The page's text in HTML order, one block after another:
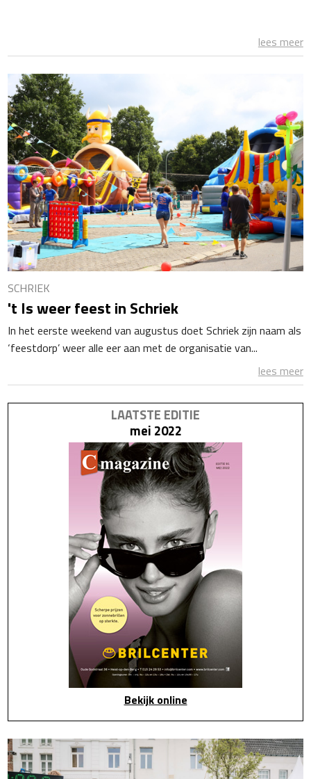
lees meer
SCHRIEK
't Is weer feest in Schriek
In het eerste weekend van augustus doet Schriek zijn naam als
‘feestdorp’ weer alle eer aan met de organisatie van...
lees meer
LAATSTE EDITIE
mei 2022
Bekijk online